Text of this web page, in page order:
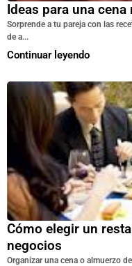
Ideas para una
Sorprende a tu pareja con las
de a...
Continuar leyendo
Cómo elegir un
negocios
Organizar una cena o almuerzo